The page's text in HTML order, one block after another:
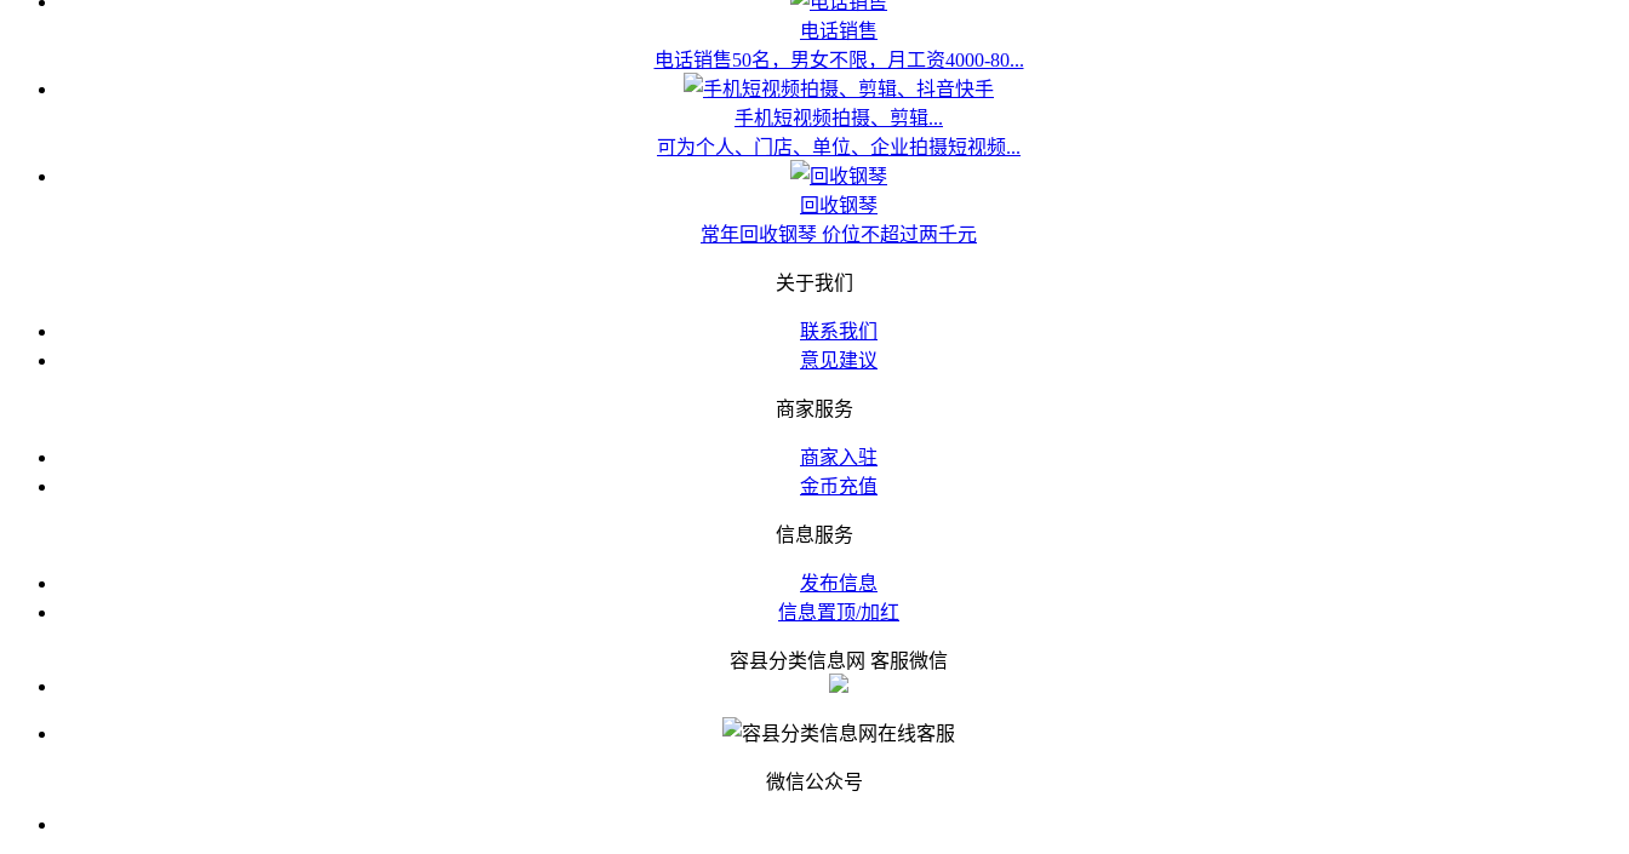
电话销售
电话销售50名，男女不限，月工资4000-80...
手机短视频拍摄、剪辑...
可为个人、门店、单位、企业拍摄短视频...
回收钢琴
常年回收钢琴 价位不超过两千元
关于我们
联系我们
意见建议
商家服务
商家入驻
金币充值
信息服务
发布信息
信息置顶/加红
容县分类信息网 客服微信
微信公众号